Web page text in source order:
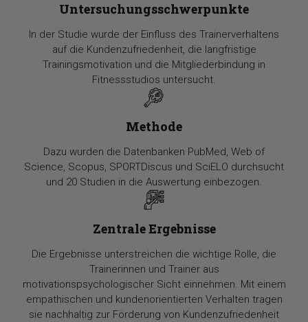
Untersuchungsschwerpunkte
In der Studie wurde der Einfluss des Trainerverhaltens
auf die Kundenzufriedenheit, die langfristige
Trainingsmotivation und die Mitgliederbindung in
Fitnessstudios untersucht.
Methode
Dazu wurden die Datenbanken PubMed, Web of
Science, Scopus, SPORTDiscus und SciELO durchsucht
und 20 Studien in die Auswertung einbezogen.
Zentrale Ergebnisse
Die Ergebnisse unterstreichen die wichtige Rolle, die
Trainerinnen und Trainer aus
motivationspsychologischer Sicht einnehmen. Mit einem
empathischen und kundenorientierten Verhalten tragen
sie nachhaltig zur Förderung von Kundenzufriedenheit